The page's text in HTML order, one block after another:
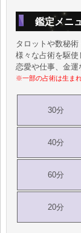
鑑定メニ
タロットや数秘
様々な占術を駆使
恋愛や仕事、金運
※一部の占術は生ま
30分
40分
60分
20分